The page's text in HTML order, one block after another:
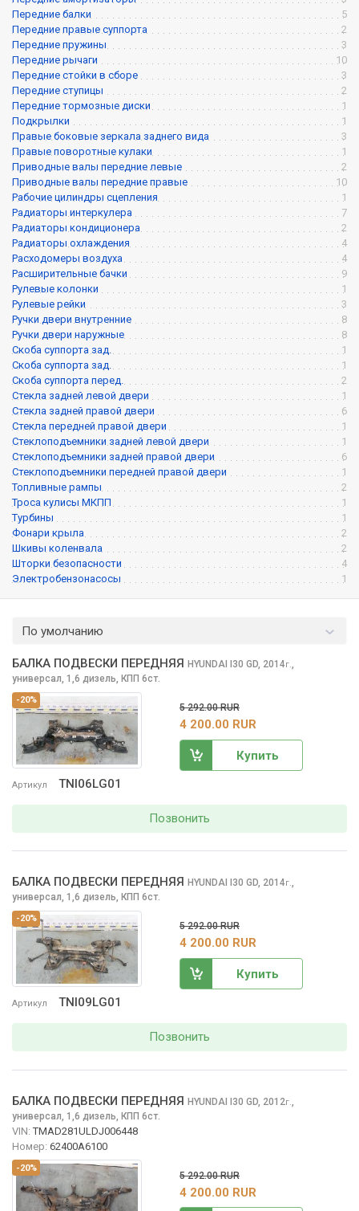
Передние балки
5
Передние правые суппорта
2
Передние пружины
3
Передние рычаги
10
Передние стойки в сборе
3
Передние ступицы
2
Передние тормозные диски
1
Подкрылки
1
Правые боковые зеркала заднего вида
3
Правые поворотные кулаки
1
Приводные валы передние левые
2
Приводные валы передние правые
10
Рабочие цилиндры сцепления
1
Радиаторы интеркулера
7
Радиаторы кондиционера
2
Радиаторы охлаждения
4
Расходомеры воздуха
4
Расширительные бачки
9
Рулевые колонки
1
Рулевые рейки
3
Ручки двери внутренние
8
Ручки двери наружные
8
Скоба суппорта зад.
1
Скоба суппорта зад.
1
Скоба суппорта перед.
2
Стекла задней левой двери
1
Стекла задней правой двери
6
Стекла передней правой двери
1
Стеклоподъемники задней левой двери
1
Стеклоподъемники задней правой двери
6
Стеклоподъемники передней правой двери
1
Топливные рампы
2
Троса кулисы МКПП
1
Турбины
1
Фонари крыла
2
Шкивы коленвала
2
Шторки безопасности
4
Электробензонасосы
1
По умолчанию
-20%
Артикул TNI06LG01
БАЛКА ПОДВЕСКИ ПЕРЕДНЯЯ HYUNDAI I30 GD, 2014г.,
универсал, 1,6 дизель, КПП 6ст.
5 292.00 RUR
4 200.00 RUR
Купить
Позвонить
-20%
Артикул TNI09LG01
БАЛКА ПОДВЕСКИ ПЕРЕДНЯЯ HYUNDAI I30 GD, 2014г.,
универсал, 1,6 дизель, КПП 6ст.
5 292.00 RUR
4 200.00 RUR
Купить
Позвонить
-20%
БАЛКА ПОДВЕСКИ ПЕРЕДНЯЯ HYUNDAI I30 GD, 2012г.
универсал, 1,6 дизель, КПП 6ст.
VIN: TMAD281ULDJ006448
Номер: 62400A6100
5 292.00 RUR
4 200.00 RUR